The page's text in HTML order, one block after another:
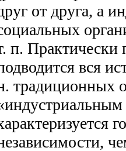
от друга, а
п.
вся
традиционных